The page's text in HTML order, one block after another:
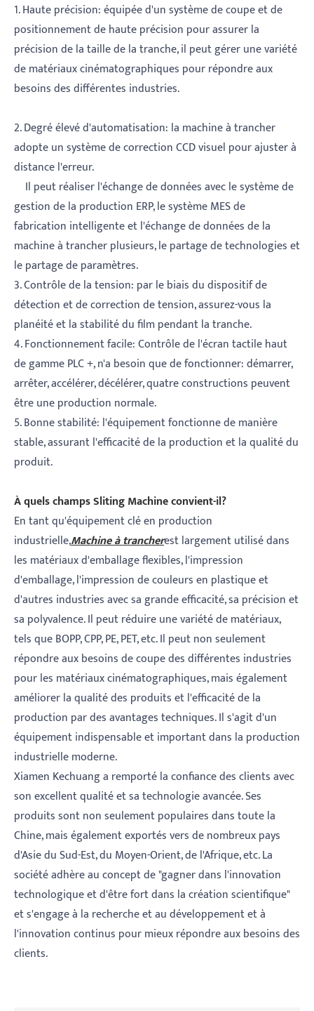
1. Haute précision: équipée d'un système de coupe et de
positionnement de haute précision pour assurer la
précision de la taille de la tranche, il peut gérer une variété
de matériaux cinématographiques pour répondre aux
besoins des différentes industries.
2. Degré élevé d'automatisation: la machine à trancher
adopte un système de correction CCD visuel pour ajuster à
distance l'erreur.
Il peut réaliser l'échange de données avec le système de
gestion de la production ERP, le système MES de
fabrication intelligente et l'échange de données de la
machine à trancher plusieurs, le partage de technologies et
le partage de paramètres.
3. Contrôle de la tension: par le biais du dispositif de
détection et de correction de tension, assurez-vous la
planéité et la stabilité du film pendant la tranche.
4. Fonctionnement facile: Contrôle de l'écran tactile haut
de gamme PLC +, n'a besoin que de fonctionner: démarrer,
arrêter, accélérer, décélérer, quatre constructions peuvent
être une production normale.
5. Bonne stabilité: l'équipement fonctionne de manière
stable, assurant l'efficacité de la production et la qualité du
produit.
À quels champs Sliting Machine convient-il?
En tant qu'équipement clé en production
industrielle,Machine à trancherest largement utilisé dans
les matériaux d'emballage flexibles, l'impression
d'emballage, l'impression de couleurs en plastique et
d'autres industries avec sa grande efficacité, sa précision et
sa polyvalence. Il peut réduire une variété de matériaux,
tels que BOPP, CPP, PE, PET, etc. Il peut non seulement
répondre aux besoins de coupe des différentes industries
pour les matériaux cinématographiques, mais également
améliorer la qualité des produits et l'efficacité de la
production par des avantages techniques. Il s'agit d'un
équipement indispensable et important dans la production
industrielle moderne.
Xiamen Kechuang a remporté la confiance des clients avec
son excellent qualité et sa technologie avancée. Ses
produits sont non seulement populaires dans toute la
Chine, mais également exportés vers de nombreux pays
d'Asie du Sud-Est, du Moyen-Orient, de l'Afrique, etc. La
société adhère au concept de "gagner dans l'innovation
technologique et d'être fort dans la création scientifique"
et s'engage à la recherche et au développement et à
l'innovation continus pour mieux répondre aux besoins des
clients.